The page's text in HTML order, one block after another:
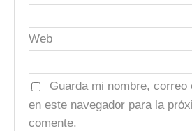
Web
Guarda mi nombre,
en este navegador para la
comente.